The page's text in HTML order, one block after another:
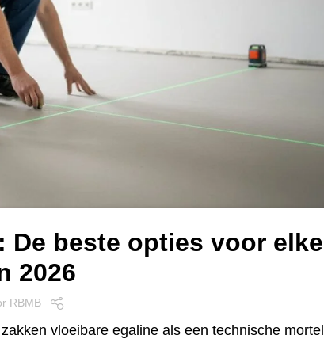
beste opties voor elke
2026
RBMB
vloeibare egaline als een technische mortel